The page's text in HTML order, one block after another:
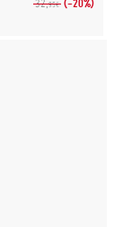
32,95€ (-20%)